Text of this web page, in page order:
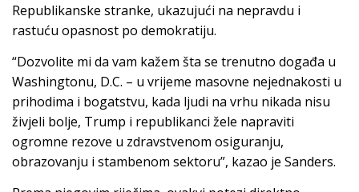
Republikanske stranke, ukazujući na nepravdu i
rastuću opasnost po demokratiju.
“Dozvolite mi da vam kažem šta se trenutno događa u
Washingtonu, D.C. – u vrijeme masovne nejednakosti u
prihodima i bogatstvu, kada ljudi na vrhu nikada nisu
živjeli bolje, Trump i republikanci žele napraviti
ogromne rezove u zdravstvenom osiguranju,
obrazovanju i stambenom sektoru”, kazao je Sanders.